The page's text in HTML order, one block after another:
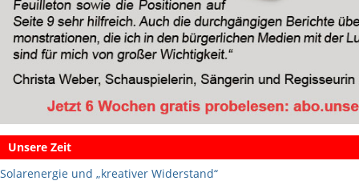
Unsere Zeit
Solarenergie und „kreativer Widerstand“